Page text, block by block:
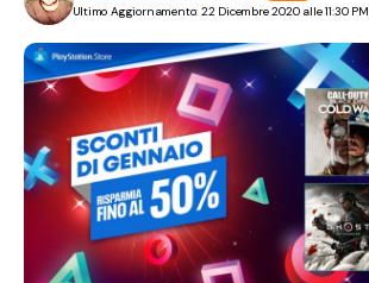
Ultimo Aggiornamento: 22 Dicembre 2020 alle 11:30 PM